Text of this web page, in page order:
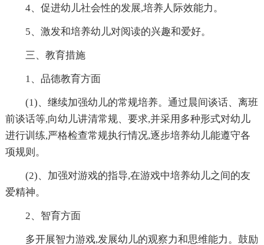
4、促进幼儿社会性的发展,培养人际效能力。
5、激发和培养幼儿对阅读的兴趣和爱好。
三、教育措施
1、品德教育方面
(1)、继续加强幼儿的常规培养。通过晨间谈话、离班
前谈话等,向幼儿讲清常规、要求,并采用多种形式对幼儿
进行训练,严格检查常规执行情况,逐步培养幼儿能遵守各
项规则。
(2)、加强对游戏的指导,在游戏中培养幼儿之间的友
爱精神。
2、智育方面
多开展智力游戏,发展幼儿的观察力和思维能力。鼓励